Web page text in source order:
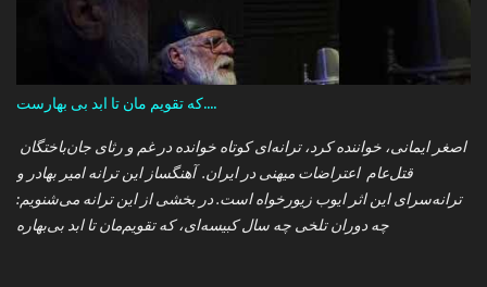
که تقویم مان تا ابد بی بهارست....
قتل‌عام اعتراضات میهنی در ایران. آهنگساز این ترانه امیر بهادر و
ترانه‌سرای این اثر ایوب زیورخواه است. در بخشی از این ترانه می‌شنویم:
چه دوران تلخی چه سال کبیسه‌ای، که تقویم‌مان تا ابد بی‌بهاره